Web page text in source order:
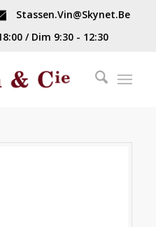
Stassen.Vin@Skynet.Be
/ Dim 9:30 - 12:30